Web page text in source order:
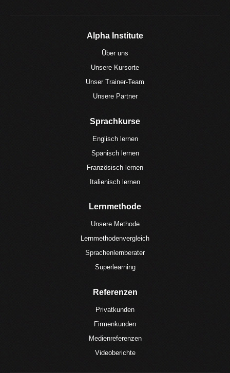
Alpha Institute
Über uns
Unsere Kursorte
Unser Trainer-Team
Unsere Partner
Sprachkurse
Englisch lernen
Spanisch lernen
Französisch lernen
Italienisch lernen
Lernmethode
Unsere Methode
Lernmethodenvergleich
Sprachenlernberater
Superlearning
Referenzen
Privatkunden
Firmenkunden
Medienreferenzen
Videoberichte